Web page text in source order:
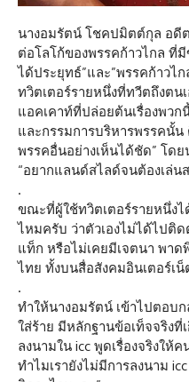
นางอมรัตน์ โชคปมิตต์กุล อดี
ต่อโลโก้ของพรรคก้าวไกล ที่
ได้ประยุทธ์”และ”พรรคก้าวไ
ทวิตเตอร์รายหนึ่งที่ทวีตถึงตน
แอคเคาท์ที่ปล่อยต้นเรื่องพว
และกรรมการบริหารพรรคนั้
พรรคอื่นอย่างเห็นได้ชัด” โด
“อยากแลนด์สไลด์จนต้องเล่
.
ขณะที่ผู้ใช้ทวิตเตอร์รายหนึ่ง
ไหมครับ ว่าตัวเองไม่ได้ไป
แท็ก หรือไม่เคยมีเจตนา พาด
ไทย ทั้งบนสื่อสังคมอินเตอร์เ
.
ทำให้นางอมรัตน์ เข้าไปตอบก
ใส่ร้าย มีหลักฐานข้อเท็จจริง
ลงนามใน icc พูดเรื่องจริงให้
ทำไมเรายังไม่มีการลงนาม